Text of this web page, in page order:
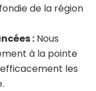
de la région
: Nous
à la pointe
les